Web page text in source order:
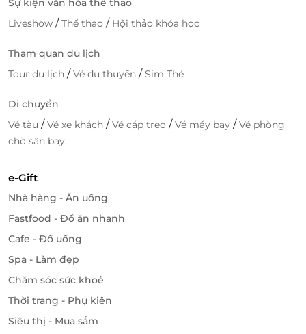
Sự kiện văn hóa thể thao
Liveshow /Thể thao / Hội thảo khóa học
Tham quan du lịch
Tour du lịch /Vé du thuyền /Sim Thẻ
Di chuyển
Vé tàu /Vé xe khách /Vé cáp treo /Vé máy bay /Vé phòng
chờ sân bay
e-Gift
Nhà hàng - Ăn uống
Fastfood - Đồ ăn nhanh
Cafe - Đồ uống
Spa - Làm đẹp
Chăm sóc sức khoẻ
Thời trang - Phụ kiện
Siêu thị - Mua sắm